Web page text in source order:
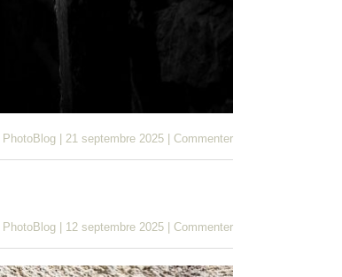
PhotoBlog 21 septembre 2025 Commenter
PhotoBlog 12 septembre 2025 Commenter